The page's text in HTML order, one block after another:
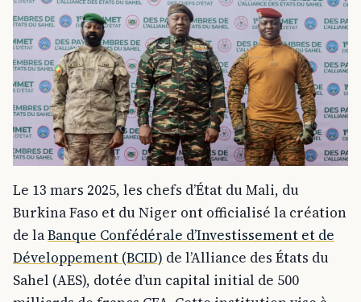
Le 13 mars 2025, les chefs d’État du Mali, du
Burkina Faso et du Niger ont officialisé la création
de laBanque Confédérale d’Investissement et de
Développement (BCID) de l’Alliance des États du
Sahel (AES), dotée d’un capital initial de 500